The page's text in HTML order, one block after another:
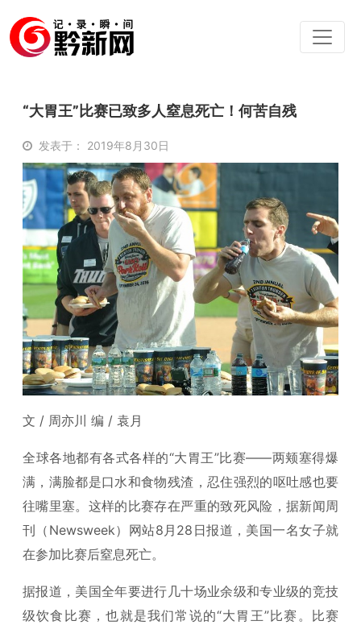
“大胃王”比赛已致多人窒息死亡！何苦自残
发表于： 2019年8月30日
文 / 周亦川 编 / 袁月
全球各地都有各式各样的“大胃王”比赛——两颊塞得爆
满，满脸都是口水和食物残渣，忍住强烈的呕吐感也要
往嘴里塞。这样的比赛存在严重的致死风险，据新闻周
刊（Newsweek）网站8月28日报道，美国一名女子就
在参加比赛后窒息死亡。
据报道，美国全年要进行几十场业余级和专业级的竞技
级饮食比赛，也就是我们常说的“大胃王”比赛。比赛